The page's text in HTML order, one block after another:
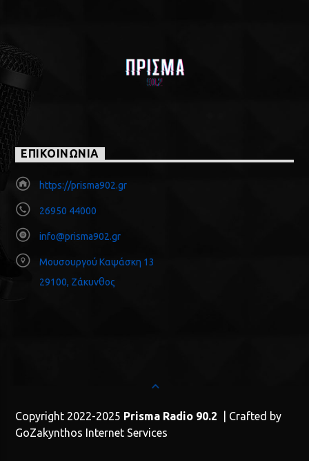
ΕΠΙΚΟΙΝΩΝΙΑ
https://prisma902.gr
26950 44000
info@prisma902.gr
Μουσουργού Καψάσκη 13
29100, Ζάκυνθος
Copyright 2022-2025 Prisma Radio 90.2 | Crafted by
GoZakynthos Internet Services